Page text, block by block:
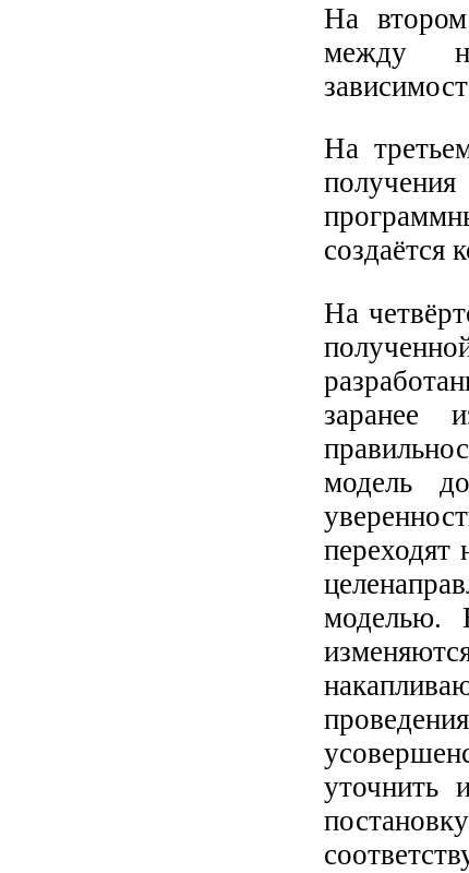
На
между
На
создаётся
На
заранее
модель
переходят
моделью.
уточнить